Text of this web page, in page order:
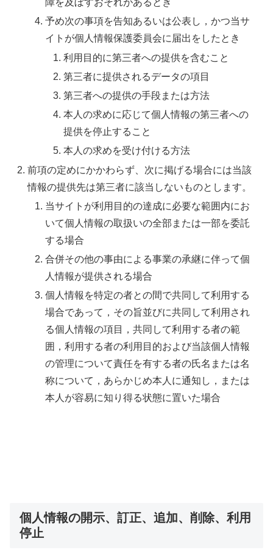
障を及ぼすおそれがあるとき
予め次の事項を告知あるいは公表し，かつ当サ
イトが個人情報保護委員会に届出をしたとき
利用目的に第三者への提供を含むこと
第三者に提供されるデータの項目
第三者への提供の手段または方法
本人の求めに応じて個人情報の第三者への
提供を停止すること
本人の求めを受け付ける方法
前項の定めにかかわらず、次に掲げる場合には当該
情報の提供先は第三者に該当しないものとします。
当サイトが利用目的の達成に必要な範囲内にお
いて個人情報の取扱いの全部または一部を委託
する場合
合併その他の事由による事業の承継に伴って個
人情報が提供される場合
個人情報を特定の者との間で共同して利用する
場合であって，その旨並びに共同して利用され
る個人情報の項目，共同して利用する者の範
囲，利用する者の利用目的および当該個人情報
の管理について責任を有する者の氏名または名
称について，あらかじめ本人に通知し，または
本人が容易に知り得る状態に置いた場合
個人情報の開示、訂正、追加、削除、利用
停止